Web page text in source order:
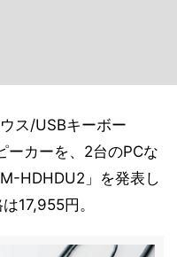
ス/USBキーボー
ーカーを、2台のPCな
HDHDU2」を発表し
17,955円。